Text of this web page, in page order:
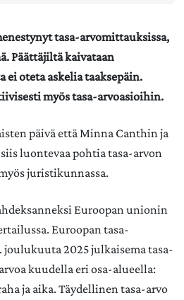
tasa-arvomittauksissa,
Päättäjiltä kaivataan
oteta askelia taaksepäin.
myös tasa-arvoasioihin.
päivä että Minna Canthin ja
luontevaa pohtia tasa-arvon
juristikunnassa.
Euroopan unionin
Euroopan tasa-
2025 julkaisema tasa-
kuudella eri osa-alueella:
ja aika. Täydellinen tasa-arvo